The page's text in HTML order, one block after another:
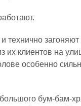
технично
их клиентов на
особенно
бум-бам-